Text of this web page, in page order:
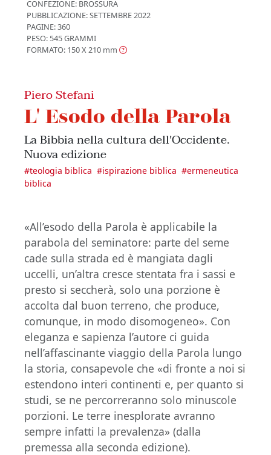
CONFEZIONE: BROSSURA
PUBBLICAZIONE:SETTEMBRE 2022
PAGINE: 360
PESO: 545 GRAMMI
FORMATO: 150 X 210 mm
Piero Stefani
L' Esodo della Parola
La Bibbia nella cultura dell'Occidente.
Nuova edizione
#teologia biblica #ispirazione biblica #ermeneutica
biblica
«All’esodo della Parola è applicabile la
parabola del seminatore: parte del seme
cade sulla strada ed è mangiata dagli
uccelli, un’altra cresce stentata fra i sassi e
presto si seccherà, solo una porzione è
accolta dal buon terreno, che produce,
comunque, in modo disomogeneo». Con
eleganza e sapienza l’autore ci guida
nell’affascinante viaggio della Parola lungo
la storia, consapevole che «di fronte a noi si
estendono interi continenti e, per quanto si
studi, se ne percorreranno solo minuscole
porzioni. Le terre inesplorate avranno
sempre infatti la prevalenza» (dalla
premessa alla seconda edizione).